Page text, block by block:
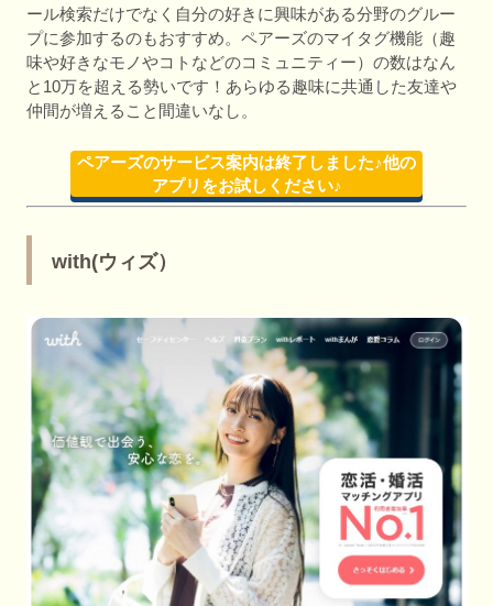
ール検索だけでなく自分の好きに興味がある分野のグルー
プに参加するのもおすすめ。ペアーズのマイタグ機能（趣
味や好きなモノやコトなどのコミュニティー）の数はなん
と10万を超える勢いです！あらゆる趣味に共通した友達や
仲間が増えること間違いなし。
ペアーズのサービス案内は終了しました♪他の
アプリをお試しください♪
with(ウィズ）